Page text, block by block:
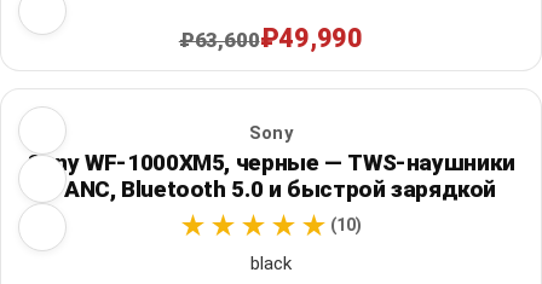
₽63,600₽49,990
Sony
Sony WF-1000XM5, черные — TWS-наушники
с ANC, Bluetooth 5.0 и быстрой зарядкой
(10)
black